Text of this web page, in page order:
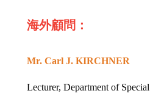
海外顧問：
Mr. Carl J. KIRCHNER
Lecturer, Department of